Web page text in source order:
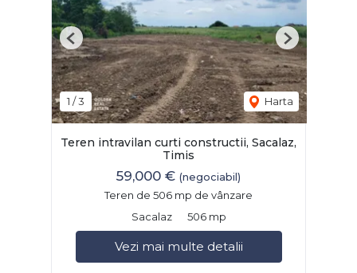
1 /3 Harta
Previous Next
Teren intravilan curti constructii, Sacalaz,
Timis
59,000 € (negociabil)
Teren de 506 mp de vânzare
Sacalaz
506 mp
Vezi mai multe detalii